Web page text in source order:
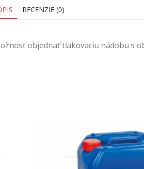
RECENZIE (0)
objednať tlakovaciu nádobu s